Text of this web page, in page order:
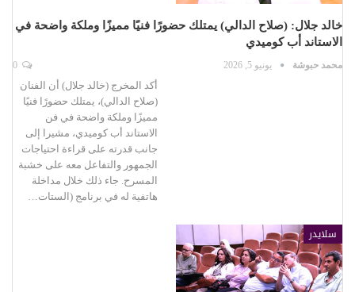
خالد جلال: (صلاح الدالي) يمتلك حضورًا فنيًا مميزًا وملكة واضحة في
الاستاند أب كوميدي
محمد حبوشة يونيو 5, 2026
أكد المخرج (خالد جلال) أن الفنان
(صلاح الدالي)، يمتلك حضورًا فنيًا
مميزًا وملكة واضحة في فن
الاستاند أب كوميدي، مشيرا إلى
جانب قدرته على قراءة احتياجات
الجمهور والتفاعل معه على خشبة
المسرح. جاء ذلك خلال مداخلة
هاتفية له في برنامج (الستات…
سلايدر